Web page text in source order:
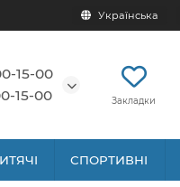
Українська
15-00
15-00
Закладки
СПОРТИВНІ